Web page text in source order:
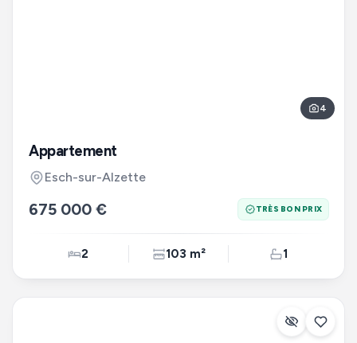
4
Appartement
Esch-sur-Alzette
675 000 € TRÈS BON PRIX
2 103 m² 1